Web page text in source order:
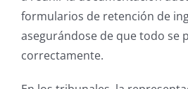
formularios de retención de
asegurándose de que todo se
correctamente.